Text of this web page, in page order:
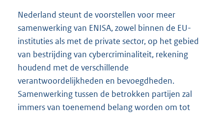
Nederland steunt de voorstellen voor meer
samenwerking van ENISA, zowel binnen de EU-
instituties als met de private sector, op het gebied
van bestrijding van cybercriminaliteit, rekening
houdend met de verschillende
verantwoordelijkheden en bevoegdheden.
Samenwerking tussen de betrokken partijen zal
immers van toenemend belang worden om tot